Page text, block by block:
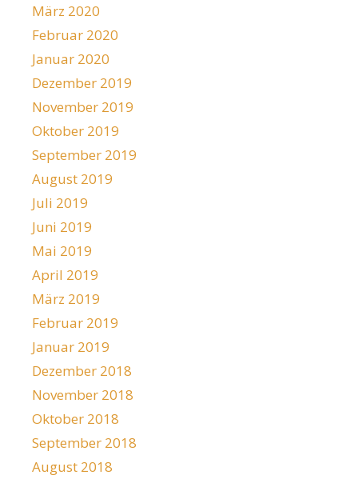
März 2020
Februar 2020
Januar 2020
Dezember 2019
November 2019
Oktober 2019
September 2019
August 2019
Juli 2019
Juni 2019
Mai 2019
April 2019
März 2019
Februar 2019
Januar 2019
Dezember 2018
November 2018
Oktober 2018
September 2018
August 2018